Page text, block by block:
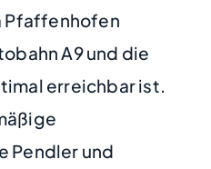
Pfaffenhofen
A9 und die
erreichbar ist.
Pendler und